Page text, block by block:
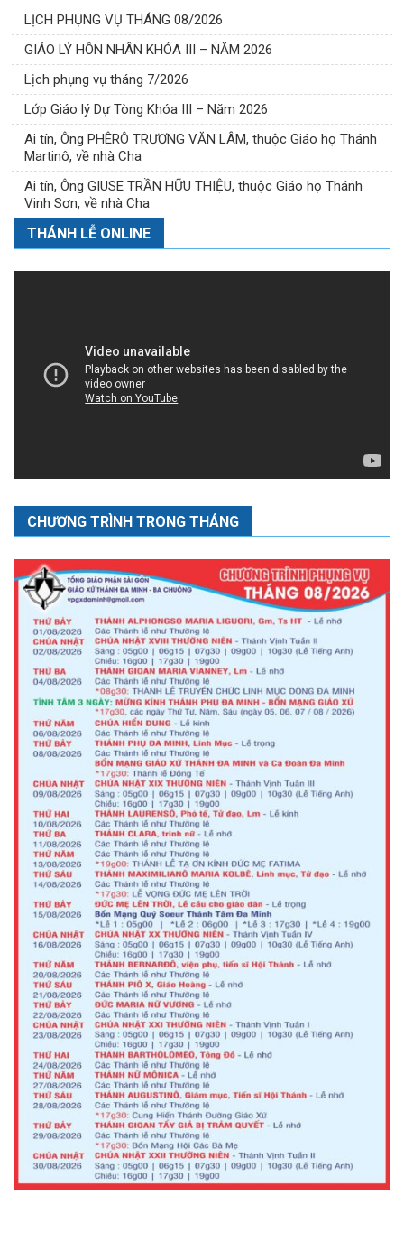
LỊCH PHỤNG VỤ THÁNG 08/2026
GIÁO LÝ HÔN NHÂN KHÓA III – NĂM 2026
Lịch phụng vụ tháng 7/2026
Lớp Giáo lý Dự Tòng Khóa III – Năm 2026
Ai tín, Ông PHÊRÔ TRƯƠNG VĂN LÂM, thuộc Giáo họ Thánh
Martinô, về nhà Cha
Ai tín, Ông GIUSE TRẦN HỮU THIỆU, thuộc Giáo họ Thánh
Vinh Sơn, về nhà Cha
THÁNH LỄ ONLINE
CHƯƠNG TRÌNH TRONG THÁNG